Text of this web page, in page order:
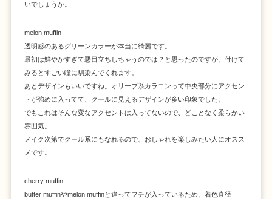
いでしょうか。
melon muffin
透明感のあるグリーンカラーが本当に綺麗です。
最初は鮮やかすぎて悪目立ちしちゃうのでは？と思ったのですが、付けて
みるとすごい瞳に馴染んでくれます。
あとデザインもいいですね。オリーブ系カラコンって中央部分にアクセン
トが強めに入ってて、クールに見えるデザインが多い印象でした。
でもこれはそんな変なアクセントは入ってないので、どことなく柔らかい
雰囲気。
メイク次第でクール系にもなれるので、おしゃれを楽しみたい人にオスス
メです。
cherry muffin
butter muffinやmelon muffinと違ってフチが入っているため、着色直径